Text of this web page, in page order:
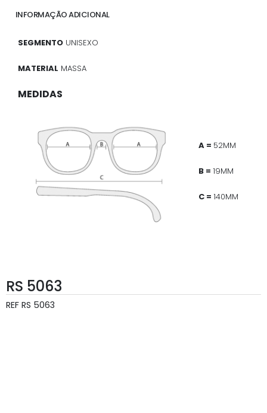
INFORMAÇÃO ADICIONAL
SEGMENTO UNISEXO
MATERIAL MASSA
MEDIDAS
A = 52MM
B = 19MM
C = 140MM
RS 5063
REF RS 5063